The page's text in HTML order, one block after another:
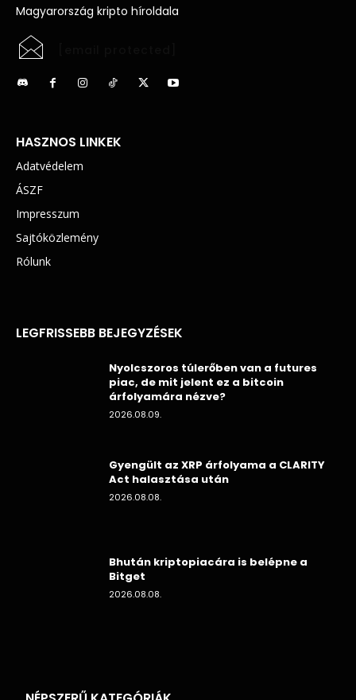
Magyarország kripto híroldala
HASZNOS LINKEK
Adatvédelem
ÁSZF
Impresszum
Sajtóközlemény
Rólunk
LEGFRISSEBB BEJEGYZÉSEK
Nyolcszoros túlerőben van a futures
piac, de mit jelent ez a bitcoin
árfolyamára nézve?
2026.08.09.
Gyengült az XRP árfolyama a CLARITY
Act halasztása után
2026.08.08.
Bhután kriptopiacára is belépne a
Bitget
2026.08.08.